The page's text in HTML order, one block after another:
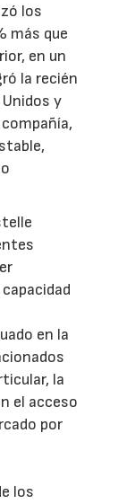
los
más que
en un
la recién
y
en la
la
el acceso
por
los